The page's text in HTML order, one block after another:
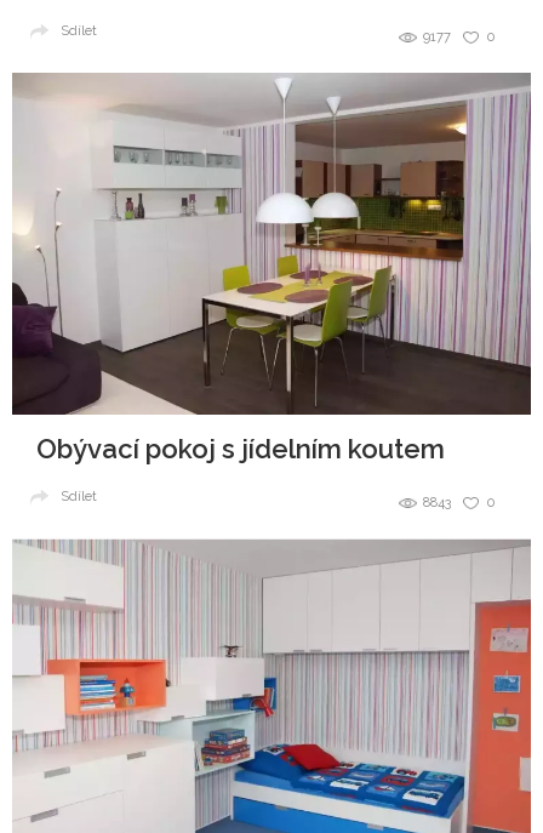
0
9177
Sdílet
Obývací pokoj s jídelním koutem
0
8843
Sdílet